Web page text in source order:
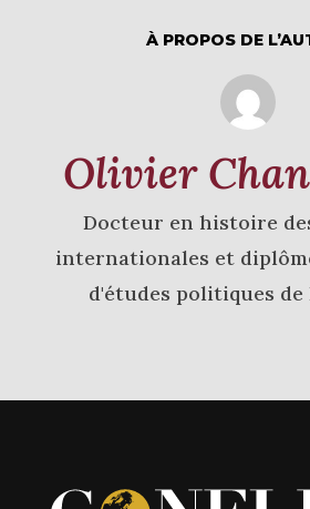
À PROPOS DE
Olivier
Docteur en histoire
internationales et
d'études politiques de